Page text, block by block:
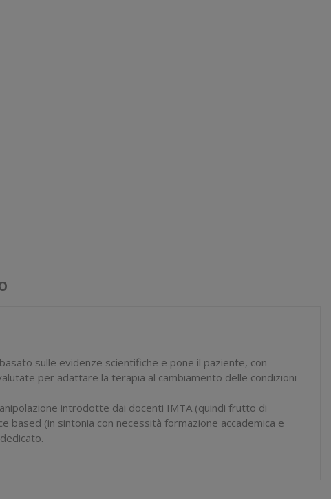
sulle evidenze scientifiche e pone il paziente, con
per adattare la terapia al cambiamento delle condizioni
introdotte dai docenti IMTA (quindi frutto di
based (in sintonia con necessità formazione accademica e